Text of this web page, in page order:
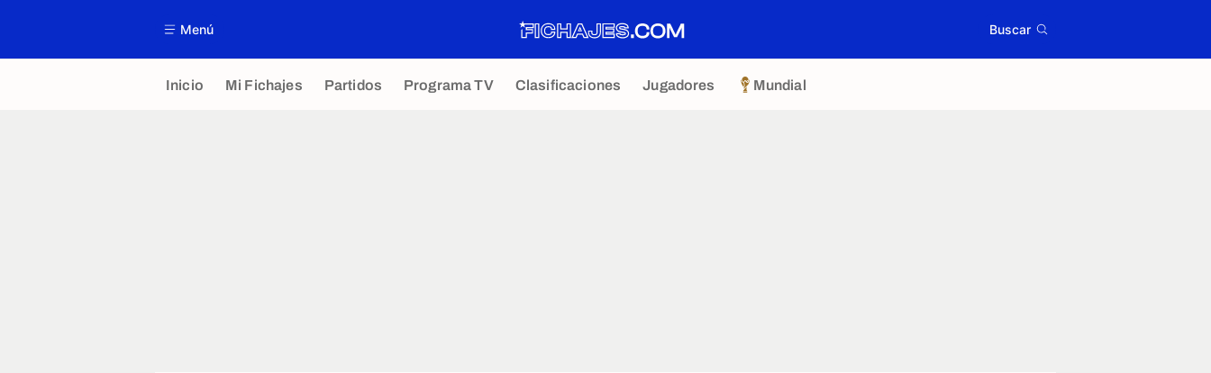
Menú Buscar
Inicio Mi Fichajes Partidos Programa TV Clasificaciones Jugadores Mundial